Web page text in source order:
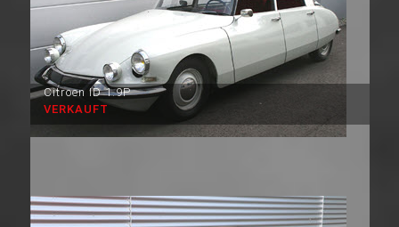
Citroen ID 1.9P
VERKAUFT